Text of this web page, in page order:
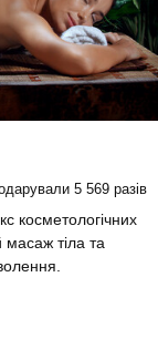
5 569 разів
косметологічних
масаж тіла та